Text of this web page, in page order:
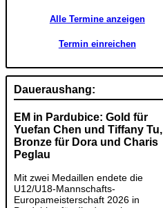
Alle Termine anzeigen
Termin einreichen
Daueraushang:
EM in Pardubice: Gold für
Yuefan Chen und Tiffany Tu,
Bronze für Dora und Charis
Peglau
Mit zwei Medaillen endete die
U12/U18-Mannschafts-
Europameisterschaft 2026 in